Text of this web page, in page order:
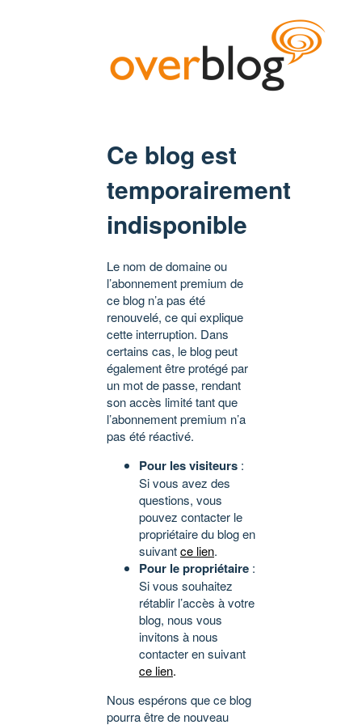
Ce blog est
temporairement
indisponible
Le nom de domaine ou
l’abonnement premium de
ce blog n’a pas été
renouvelé, ce qui explique
cette interruption. Dans
certains cas, le blog peut
également être protégé par
un mot de passe, rendant
son accès limité tant que
l’abonnement premium n’a
pas été réactivé.
Pour les visiteurs :
Si vous avez des
questions, vous
pouvez contacter le
propriétaire du blog en
suivantce lien.
Pour le propriétaire :
Si vous souhaitez
rétablir l’accès à votre
blog, nous vous
invitons à nous
contacter en suivant
ce lien.
Nous espérons que ce blog
pourra être de nouveau